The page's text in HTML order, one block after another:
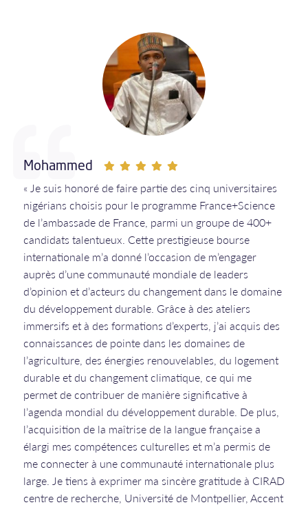
Mohammed
« Je suis honoré de faire partie des cinq universitaires
nigérians choisis pour le programme France+Science
de l’ambassade de France, parmi un groupe de 400+
candidats talentueux. Cette prestigieuse bourse
internationale m’a donné l’occasion de m’engager
auprès d’une communauté mondiale de leaders
d’opinion et d’acteurs du changement dans le domaine
du développement durable. Grâce à des ateliers
immersifs et à des formations d’experts, j’ai acquis des
connaissances de pointe dans les domaines de
l’agriculture, des énergies renouvelables, du logement
durable et du changement climatique, ce qui me
permet de contribuer de manière significative à
l’agenda mondial du développement durable. De plus,
l’acquisition de la maîtrise de la langue française a
élargi mes compétences culturelles et m’a permis de
me connecter à une communauté internationale plus
large. Je tiens à exprimer ma sincère gratitude à CIRAD
centre de recherche, Université de Montpellier, Accent